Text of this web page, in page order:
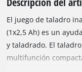
El juego de taladro
(1x2,5 Ah) es un
y taladrado. El
multifunción